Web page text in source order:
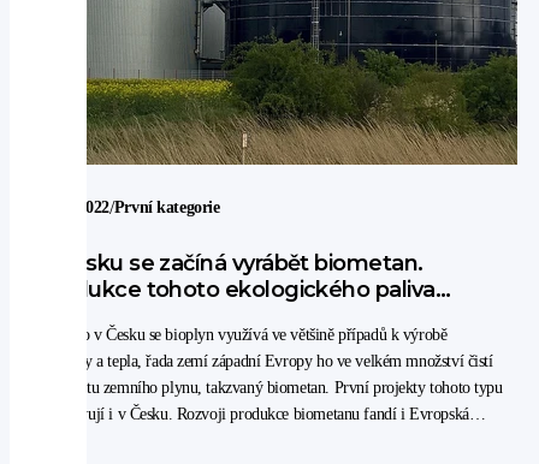
24. 4. 2022/První kategorie
V Česku se začíná vyrábět biometan.
Produkce tohoto ekologického paliva
Zatímco v Česku se bioplyn využívá ve většině případů k výrobě
elektřiny a tepla, řada zemí západní Evropy ho ve velkém množství čistí
na kvalitu zemního plynu, takzvaný biometan. První projekty tohoto typu
se objevují i v Česku. Rozvoji produkce biometanu fandí i Evropská